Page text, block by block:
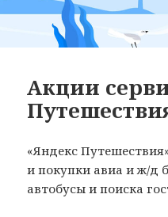
Акции
«Яндекс
и покупки авиа и ж/д
автобусы и поиска